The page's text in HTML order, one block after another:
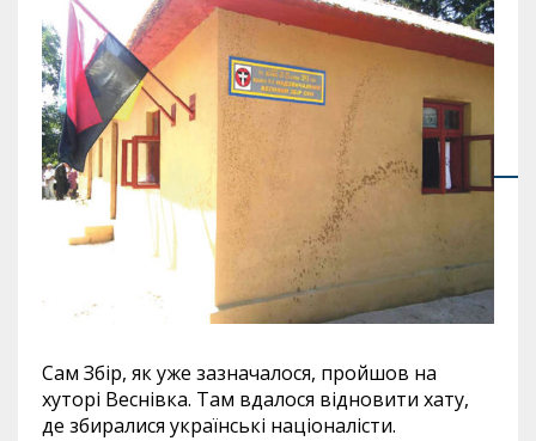
Сам Збір, як уже зазначалося, пройшов на
хуторі Веснівка. Там вдалося відновити хату,
де збиралися українські націоналісти.